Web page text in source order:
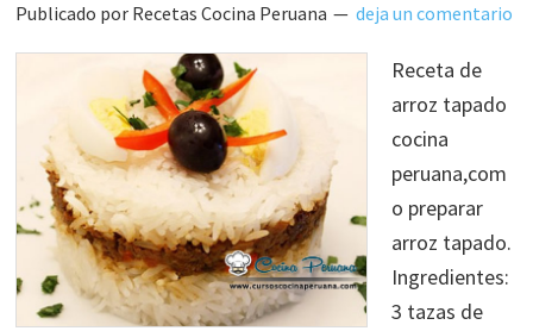
Publicado por Recetas Cocina Peruana deja un comentario
Receta de
arroz tapado
cocina
peruana,com
o preparar
arroz tapado.
Ingredientes:
3 tazas de